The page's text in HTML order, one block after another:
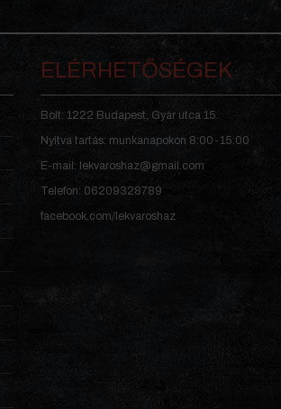
ELÉRHETŐSÉGEK
Bolt: 1222 Budapest, Gyár utca 15.
Nyitva tartás: munkanapokon 8:00-15:00
E-mail: lekvaroshaz@gmail.com
Telefon: 06209328789
facebook.com/lekvaroshaz